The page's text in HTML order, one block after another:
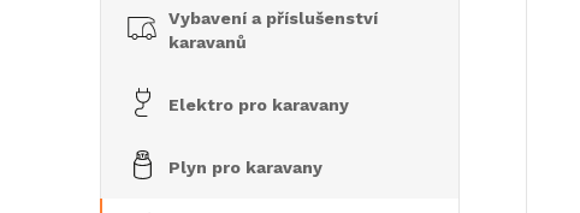
Vybavení a příslušenství
karavanů
Elektro pro karavany
Plyn pro karavany